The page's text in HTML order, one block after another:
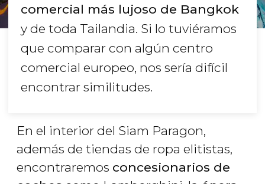
comercial más lujoso de Bangkok
y de toda Tailandia. Si lo tuviéramos
que comparar con algún centro
comercial europeo, nos sería difícil
encontrar similitudes.
En el interior del Siam Paragon,
además de tiendas de ropa elitistas,
encontraremos concesionarios de